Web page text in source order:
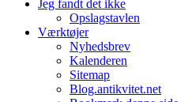
Jeg fandt det ikke
Opslagstavlen
Værktøjer
Nyhedsbrev
Kalenderen
Sitemap
Blog.antikvitet.net